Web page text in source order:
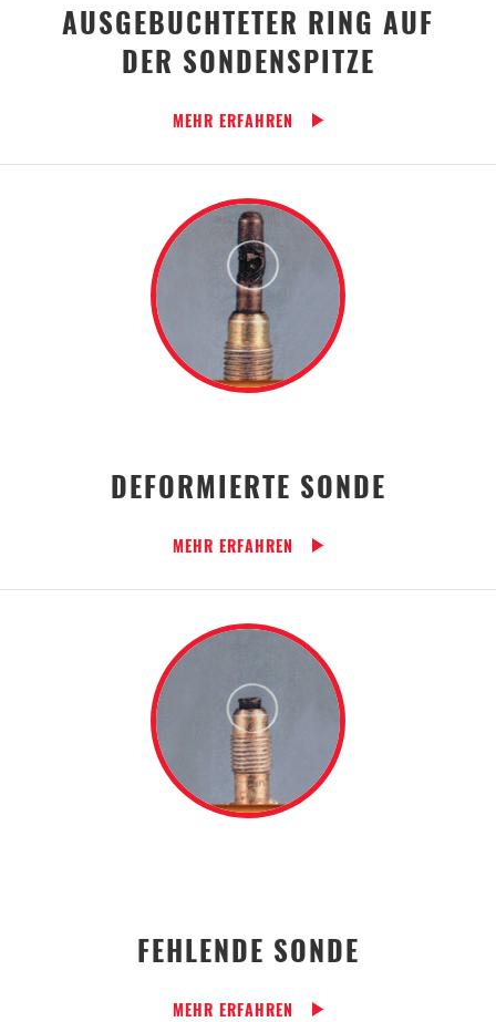
AUSGEBUCHTETER RING AUF
DER SONDENSPITZE
MEHR ERFAHREN
DEFORMIERTE SONDE
MEHR ERFAHREN
FEHLENDE SONDE
MEHR ERFAHREN